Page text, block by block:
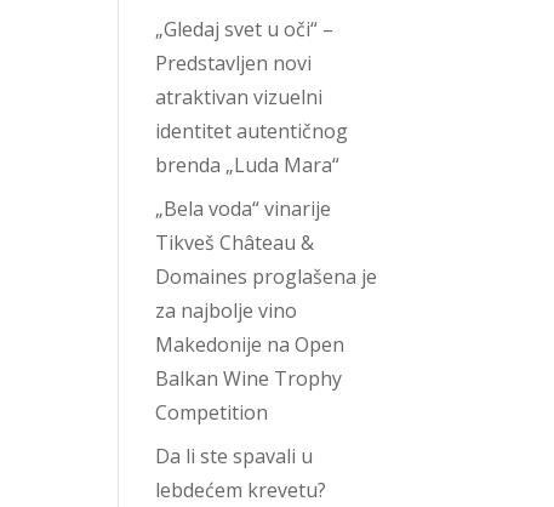
„Gledaj svet u oči“ –
Predstavljen novi
atraktivan vizuelni
identitet autentičnog
brenda „Luda Mara“
„Bela voda“ vinarije
Tikveš Château &
Domaines proglašena je
za najbolje vino
Makedonije na Open
Balkan Wine Trophy
Competition
Da li ste spavali u
lebdećem krevetu?